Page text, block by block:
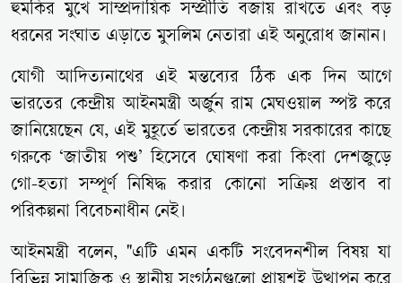
হুমকির মুখে সাম্প্রদায়িক সম্প্রীতি বজায় রাখতে এবং বড়
ধরনের সংঘাত এড়াতে মুসলিম নেতারা এই অনুরোধ জানান।
যোগী আদিত্যনাথের এই মন্তব্যের ঠিক এক দিন আগে
ভারতের কেন্দ্রীয় আইনমন্ত্রী অর্জুন রাম মেঘওয়াল স্পষ্ট করে
জানিয়েছেন যে, এই মুহূর্তে ভারতের কেন্দ্রীয় সরকারের কাছে
গরুকে ‘জাতীয় পশু’ হিসেবে ঘোষণা করা কিংবা দেশজুড়ে
গো-হত্যা সম্পূর্ণ নিষিদ্ধ করার কোনো সক্রিয় প্রস্তাব বা
পরিকল্পনা বিবেচনাধীন নেই।
আইনমন্ত্রী বলেন, "এটি এমন একটি সংবেদনশীল বিষয় যা